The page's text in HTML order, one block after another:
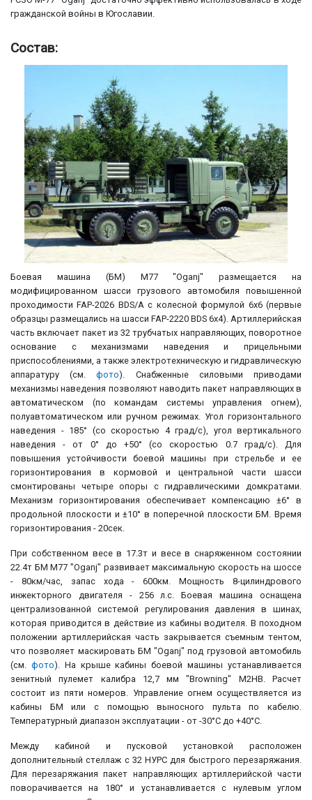
гражданской войны в Югославии.
Состав:
Боевая машина (БМ) M77 "Oganj" размещается на
модифицированном шасси грузового автомобиля повышенной
проходимости FAP-2026 BDS/A с колесной формулой 6х6 (первые
образцы размещались на шасси FAP-2220 BDS 6х4). Артиллерийская
часть включает пакет из 32 трубчатых направляющих, поворотное
основание с механизмами наведения и прицельными
приспособлениями, а также электротехническую и гидравлическую
аппаратуру (см.фото). Снабженные силовыми приводами
механизмы наведения позволяют наводить пакет направляющих в
автоматическом (по командам системы управления огнем),
полуавтоматическом или ручном режимах. Угол горизонтального
наведения - 185° (со скоростью 4 град/c), угол вертикального
наведения - от 0° до +50° (со скоростью 0.7 град/c). Для
повышения устойчивости боевой машины при стрельбе и ее
горизонтирования в кормовой и центральной части шасси
смонтированы четыре опоры с гидравлическими домкратами.
Механизм горизонтирования обеспечивает компенсацию ±6° в
продольной плоскости и ±10° в поперечной плоскости БМ. Время
горизонтирования - 20сек.
При собственном весе в 17.3т и весе в снаряженном состоянии
22.4т БМ M77 "Oganj" развивает максимальную скорость на шоссе
- 80км/час, запас хода - 600км. Мощность 8-цилиндрового
инжекторного двигателя - 256 л.с. Боевая машина оснащена
централизованной системой регулирования давления в шинах,
которая приводится в действие из кабины водителя. В походном
положении артиллерийская часть закрывается съемным тентом,
что позволяет маскировать БМ "Oganj" под грузовой автомобиль
(см. фото). На крыше кабины боевой машины устанавливается
зенитный пулемет калибра 12,7 мм "Browning" M2HB. Расчет
состоит из пяти номеров. Управление огнем осуществляется из
кабины БМ или с помощью выносного пульта по кабелю.
Температурный диапазон эксплуатации - от -30°С до +40°С.
Между кабиной и пусковой установкой расположен
дополнительный стеллаж с 32 НУРС для быстрого перезаряжания.
Для перезаряжания пакет направляющих артиллерийской части
поворачивается на 180° и устанавливается с нулевым углом